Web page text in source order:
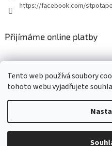
Tento web používá soubory
tohoto webu vyjadřujete
https://facebook.com/
Přijímáme online platby
Copyright 2026ST-potapeni.cz.